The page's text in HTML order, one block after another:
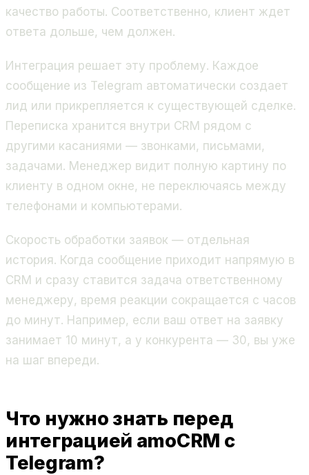
качество работы. Соответственно, клиент ждет
ответа дольше, чем должен.
Интеграция решает эту проблему. Каждое
сообщение из Telegram автоматически создает
лид или прикрепляется к существующей сделке.
Переписка хранится внутри CRM рядом с
другими касаниями — звонками, письмами,
задачами. Менеджер видит полную картину по
клиенту в одном окне, не переключаясь между
телефонами и компьютерами.
Скорость обработки заявок — отдельная
история. Когда сообщение приходит напрямую в
CRM и сразу ставится задача ответственному
менеджеру, время реакции сокращается с часов
до минут. Например, если ваш ответ на заявку
занимает 10 минут, а у конкурента — 30, вы уже
на шаг впереди.
Что нужно знать перед
интеграцией amoCRM с
Telegram?